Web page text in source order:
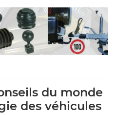
du monde
des véhicules